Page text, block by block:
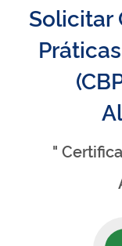
Solicitar
"